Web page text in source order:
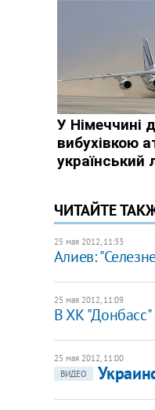
ЧИТАЙТЕ
25 мая 2012, 11:33
Алиев:
25 мая 2012, 11:09
В ХК
25 мая 2012, 11:00
ВИДЕО